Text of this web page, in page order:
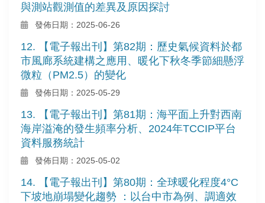
與測站觀測值的差異及原因探討
發佈日期：2025-06-26
12. 【電子報出刊】第82期：歷史氣候資料於都
市風廊系統建構之應用、暖化下秋冬季節細懸浮
微粒（PM2.5）的變化
發佈日期：2025-05-29
13. 【電子報出刊】第81期：海平面上升對西南
海岸溢淹的發生頻率分析、2024年TCCIP平台
資料服務統計
發佈日期：2025-05-02
14. 【電子報出刊】第80期：全球暖化程度4°C
下坡地崩塌變化趨勢 ：以台中市為例、調適效